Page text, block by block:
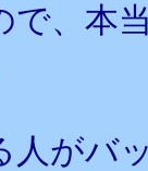
で、本
人がバ